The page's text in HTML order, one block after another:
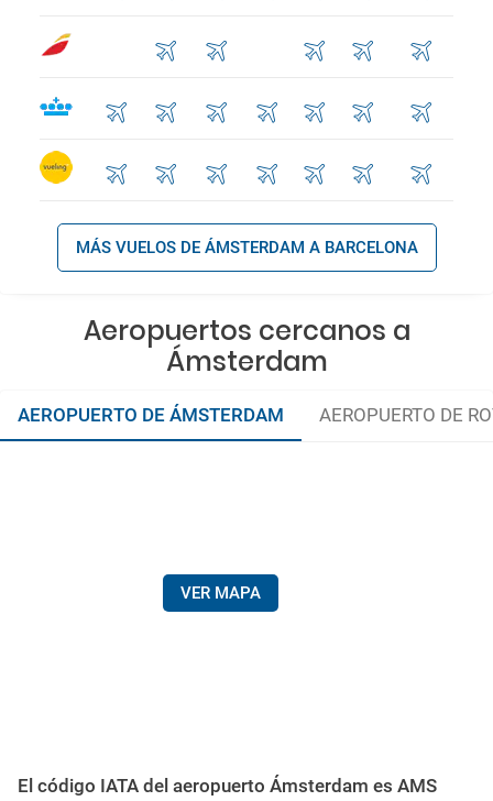
MÁS VUELOS DE ÁMSTERDAM A BARCELONA
Aeropuertos cercanos a
Ámsterdam
AEROPUERTO DE ÁMSTERDAM AEROPUERTO DE
VER MAPA
El código IATA del aeropuerto Ámsterdam es AMS